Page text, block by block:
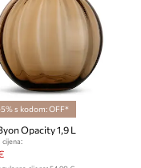
s kodom: OFF*
Opacity 1,9 L